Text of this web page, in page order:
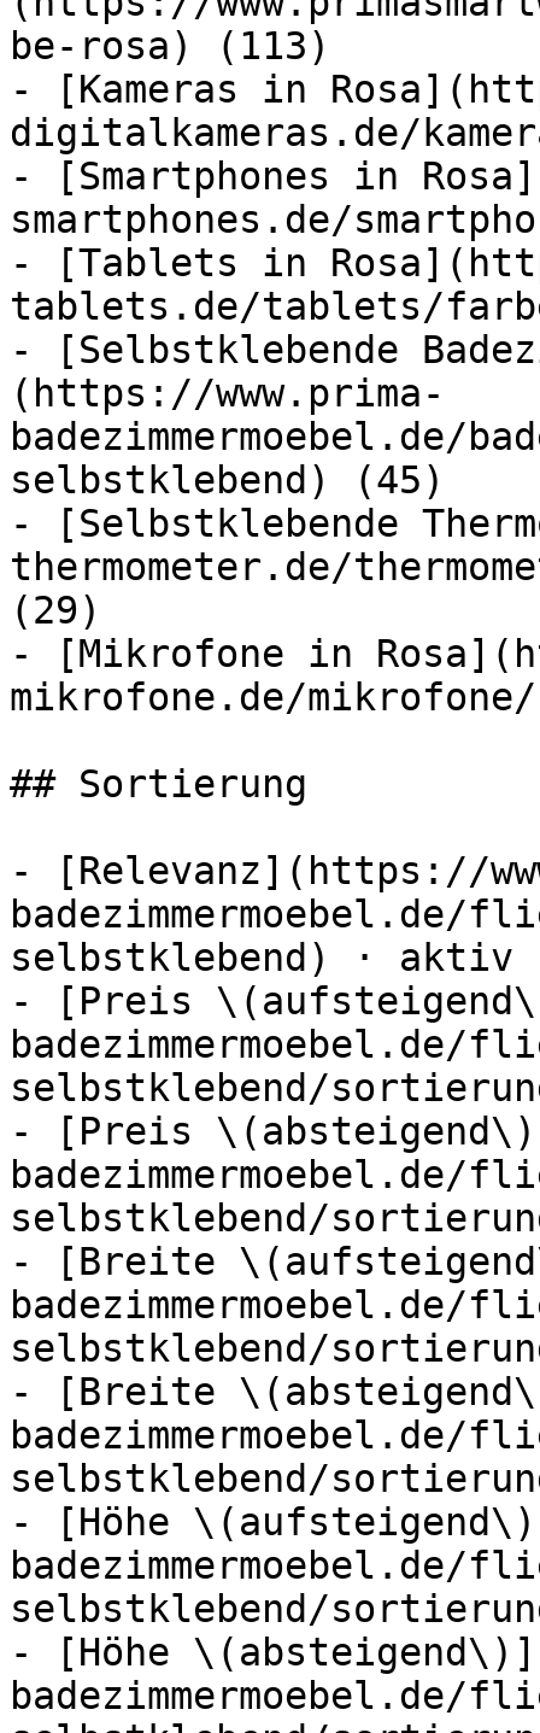
be-rosa) (113)
- [Kameras in
digitalkameras.de/
- [Smartphones in
smartphones.de/
- [Tablets in
tablets.de/tablets/
- [Selbstklebende
(https://www.prima-
badezimmermoebel.de/
selbstklebend) (45)
- [Selbstklebende
thermometer.de/
(29)
- [Mikrofone in
mikrofone.de/
## Sortierung
- [Relevanz](https://
selbstklebend) · aktiv
- [Preis
selbstklebend/
- [Preis
selbstklebend/
- [Breite
selbstklebend/
- [Breite
selbstklebend/
- [Höhe
selbstklebend/
- [Höhe